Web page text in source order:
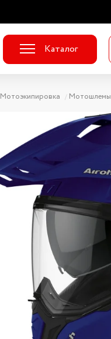
Каталог
Мотоэкипировка Мотошлемы